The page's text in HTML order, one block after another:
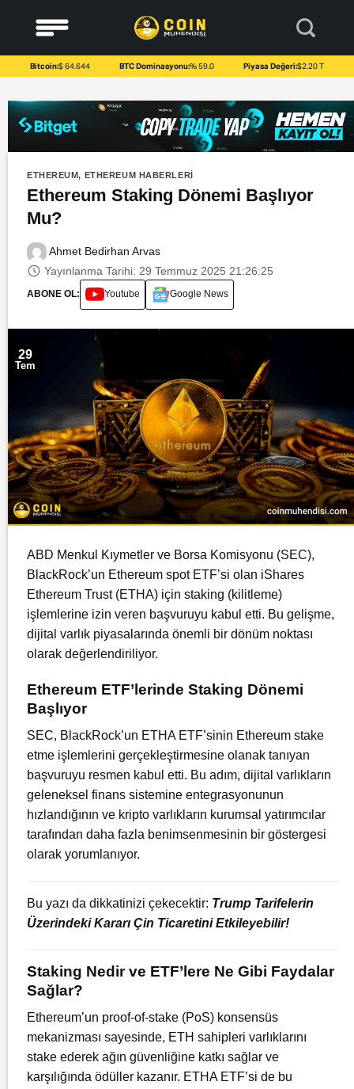
content
Bitcoin:$ 64.644 BTC Dominasyonu:% 59.0 Piyasa Değeri:$2.20 T
ETHEREUM, ETHEREUM HABERLERI
Ethereum Staking Dönemi Başlıyor
Mu?
Ahmet Bedirhan Arvas
Yayınlanma Tarihi: 29 Temmuz 2025 21:26:25
ABONE OL: Youtube Google News
29
Tem
ABD Menkul Kıymetler ve Borsa Komisyonu (SEC),
BlackRock’un Ethereum spot ETF’si olan iShares
Ethereum Trust (ETHA) için staking (kilitleme)
işlemlerine izin veren başvuruyu kabul etti. Bu gelişme,
dijital varlık piyasalarında önemli bir dönüm noktası
olarak değerlendiriliyor.
Ethereum ETF’lerinde Staking Dönemi
Başlıyor
SEC, BlackRock’un ETHA ETF’sinin Ethereum stake
etme işlemlerini gerçekleştirmesine olanak tanıyan
başvuruyu resmen kabul etti. Bu adım, dijital varlıkların
geleneksel finans sistemine entegrasyonunun
hızlandığının ve kripto varlıkların kurumsal yatırımcılar
tarafından daha fazla benimsenmesinin bir göstergesi
olarak yorumlanıyor.
Bu yazı da dikkatinizi çekecektir: Trump Tarifelerin
Üzerindeki Kararı Çin Ticaretini Etkileyebilir!
Staking Nedir ve ETF’lere Ne Gibi Faydalar
Sağlar?
Ethereum’un proof-of-stake (PoS) konsensüs
mekanizması sayesinde, ETH sahipleri varlıklarını
stake ederek ağın güvenliğine katkı sağlar ve
karşılığında ödüller kazanır. ETHA ETF’si de bu